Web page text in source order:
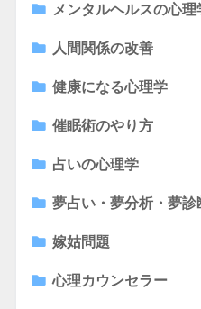
メンタルヘルスの心理
人間関係の改善
健康になる心理学
催眠術のやり方
占いの心理学
夢占い・夢分析・夢診
嫁姑問題
心理カウンセラー